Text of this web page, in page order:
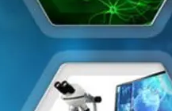
(Latin America)